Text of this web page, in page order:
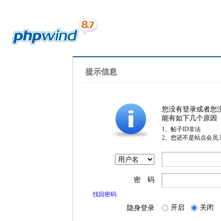
提示信息
您没有登录或者您
能有如下几个原因
1、帖子ID非法
2、您还不是站点会员
密 码
找回密码
隐身登录 开启 关闭